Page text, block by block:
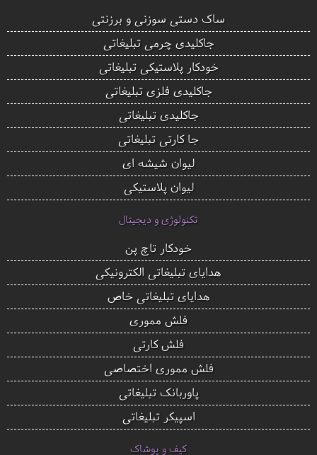
ساک دستی سوزنی و برزنتی
جاکلیدی چرمی تبلیغاتی
خودکار پلاستیکی تبلیغاتی
جاکلیدی فلزی تبلیغاتی
جاکلیدی تبلیغاتی
جا کارتی تبلیغاتی
لیوان شیشه ای
لیوان پلاستیکی
تکنولوژی و دیجیتال
خودکار تاچ پن
هدایای تبلیغاتی الکترونیکی
هدایای تبلیغاتی خاص
فلش مموری
فلش کارتی
فلش مموری اختصاصی
پاوربانک تبلیغاتی
اسپیکر تبلیغاتی
کیف و پوشاک